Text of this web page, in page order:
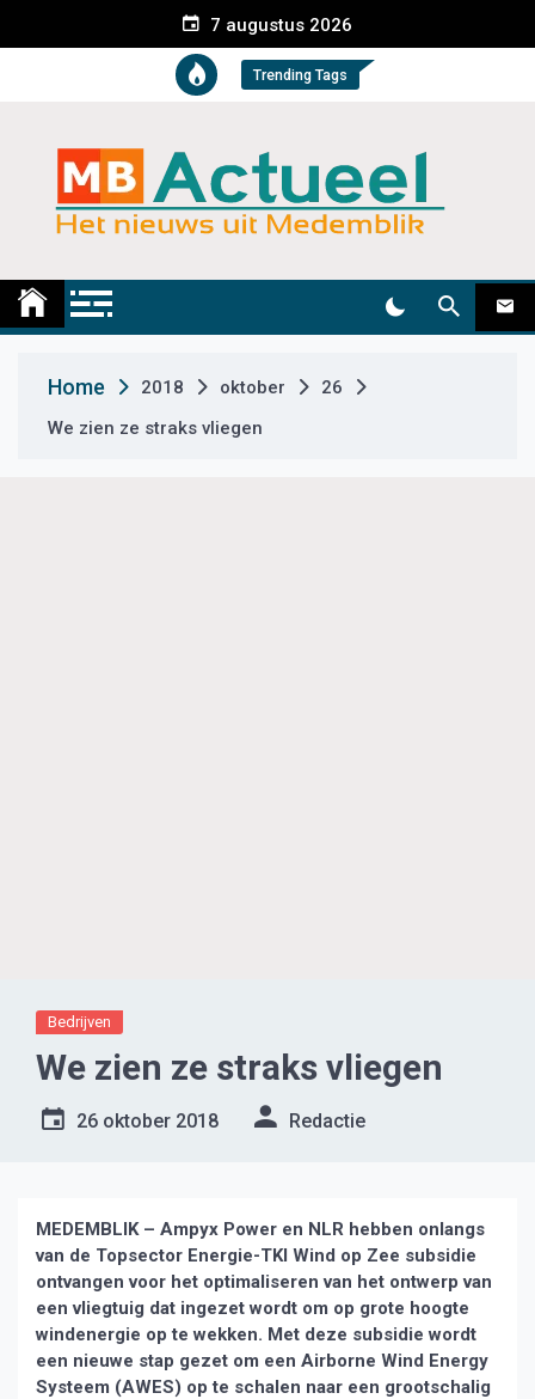
e
t
7 augustus 2026
Trending Tags
Medemblik Actueel
Home 2018 oktober
26
We zien ze straks vliegen
Bedrijven
We zien ze straks vliegen
26 oktober 2018 Redactie
MEDEMBLIK – Ampyx Power en NLR hebben onlangs
van de Topsector Energie-TKI Wind op Zee subsidie
ontvangen voor het optimaliseren van het ontwerp van
een vliegtuig dat ingezet wordt om op grote hoogte
windenergie op te wekken. Met deze subsidie wordt
een nieuwe stap gezet om een Airborne Wind Energy
Systeem (AWES) op te schalen naar een grootschalig